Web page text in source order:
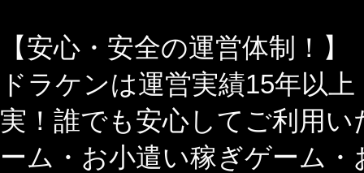
【安心・安全の運営体制！】
ドラケンは運営実績15年以
実！誰でも安心してご利用
ーム・お小遣い稼ぎゲーム